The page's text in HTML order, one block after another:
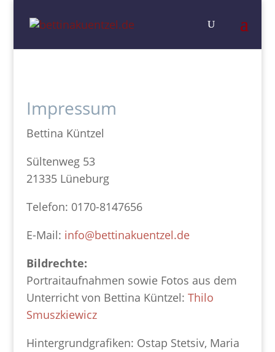
Impressum
Bettina Küntzel
Sültenweg 53
21335 Lüneburg
Telefon: 0170-8147656
E-Mail: info@bettinakuentzel.de
Bildrechte:
Portraitaufnahmen sowie Fotos aus dem
Unterricht von Bettina Küntzel: Thilo
Smuszkiewicz
Hintergrundgrafiken: Ostap Stetsiv, Maria